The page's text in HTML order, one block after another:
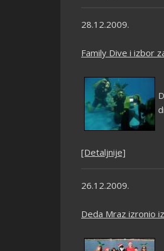
28.12.2009.
Family Dive i izbor
[Detaljnije]
26.12.2009.
Deda Mraz izronio